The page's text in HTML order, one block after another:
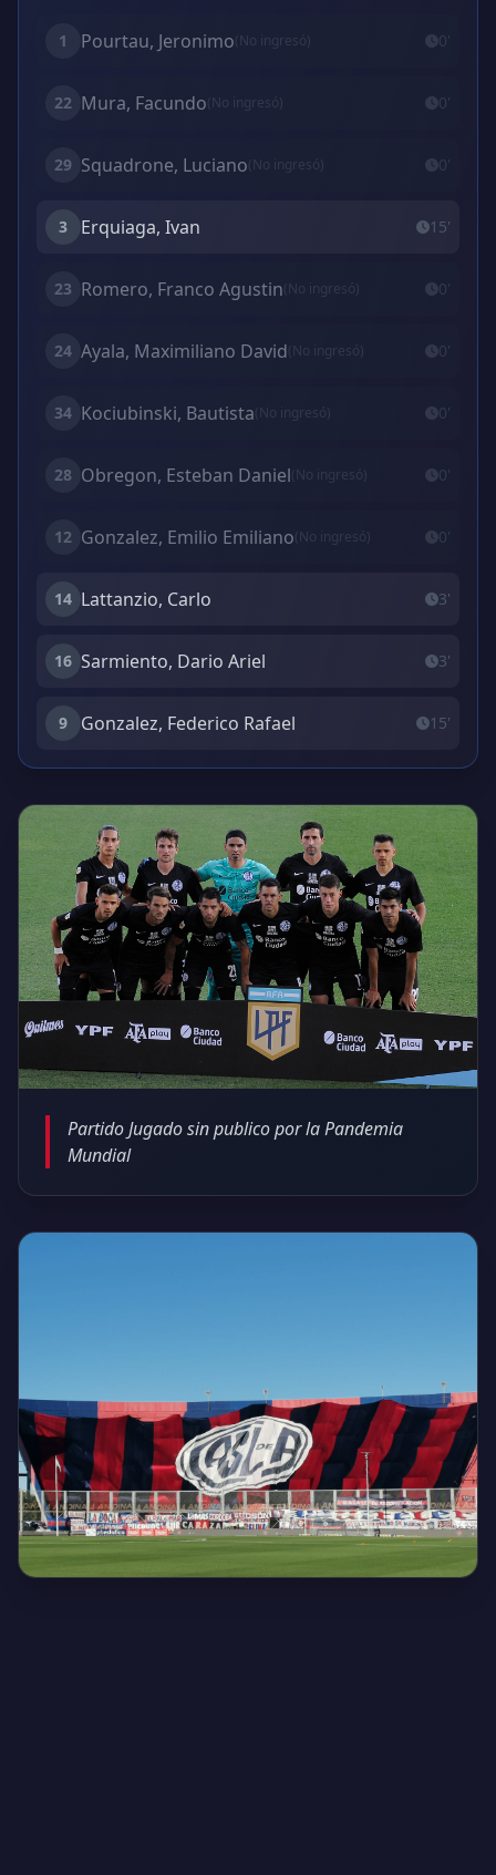
1 Pourtau, Jeronimo(No ingresó) 0'
22 Mura, Facundo(No ingresó) 0'
29 Squadrone, Luciano(No ingresó) 0'
3 Erquiaga, Ivan 15'
23 Romero, Franco Agustin(No ingresó) 0'
24 Ayala, Maximiliano David(No ingresó) 0'
34 Kociubinski, Bautista (No ingresó) 0'
28 Obregon, Esteban Daniel(No ingresó) 0'
12 Gonzalez, Emilio Emiliano(No ingresó) 0'
14 Lattanzio, Carlo 3'
16 Sarmiento, Dario Ariel 3'
9 Gonzalez, Federico Rafael 15'
Partido Jugado sin publico por la Pandemia
Mundial